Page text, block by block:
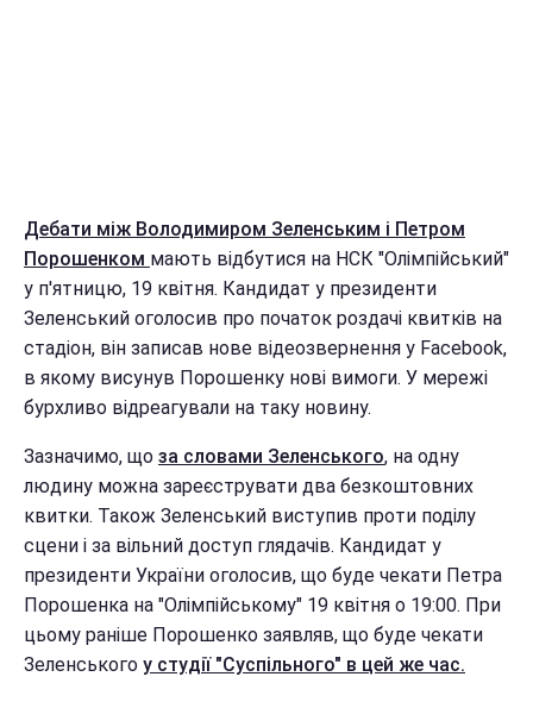
Дебати між Володимиром Зеленським і Петром
Порошенком мають відбутися на НСК "Олімпійський"
у п'ятницю, 19 квітня. Кандидат у президенти
Зеленський оголосив про початок роздачі квитків на
стадіон, він записав нове відеозвернення у Facebook,
в якому висунув Порошенку нові вимоги. У мережі
бурхливо відреагували на таку новину.
Зазначимо, що за словами Зеленського, на одну
людину можна зареєструвати два безкоштовних
квитки. Також Зеленський виступив проти поділу
сцени і за вільний доступ глядачів. Кандидат у
президенти України оголосив, що буде чекати Петра
Порошенка на "Олімпійському" 19 квітня о 19:00. При
цьому раніше Порошенко заявляв, що буде чекати
Зеленського у студії "Суспільного" в цей же час.